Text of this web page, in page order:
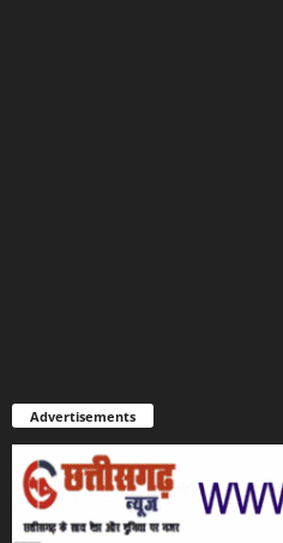
Advertisements